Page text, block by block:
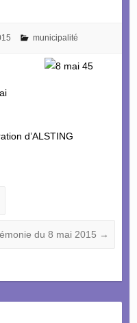
municipalité
d’ALSTING
du 8 mai 2015 →